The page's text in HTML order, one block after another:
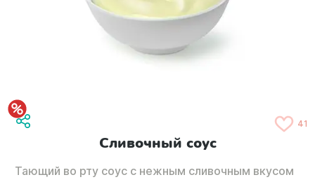
41
Сливочный соус
Тающий во рту соус с нежным сливочным вкусом